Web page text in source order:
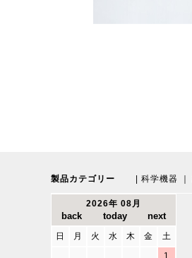
製品カテゴリー 科学機器
2026年 08月
日 月 火 水 木 金
土
1